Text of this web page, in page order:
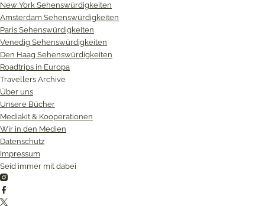
New York Sehenswürdigkeiten
Amsterdam Sehenswürdigkeiten
Paris Sehenswürdigkeiten
Venedig Sehenswürdigkeiten
Den Haag Sehenswürdigkeiten
Roadtrips in Europa
Travellers Archive
Über uns
Unsere Bücher
Mediakit & Kooperationen
Wir in den Medien
Datenschutz
Impressum
Seid immer mit dabei
Instagram
Twitter